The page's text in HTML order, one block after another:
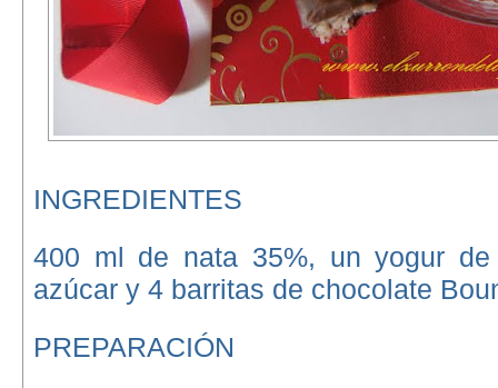
INGREDIENTES
400 ml de nata 35%, un yogur
azúcar y 4 barritas de chocolate
PREPARACIÓN